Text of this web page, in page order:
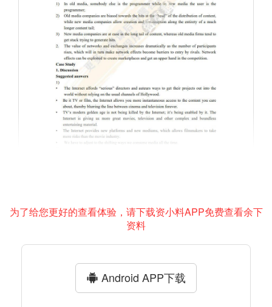
为了给您更好的查看体验，请下载资小料APP免费查看余下
资料
Android APP下载